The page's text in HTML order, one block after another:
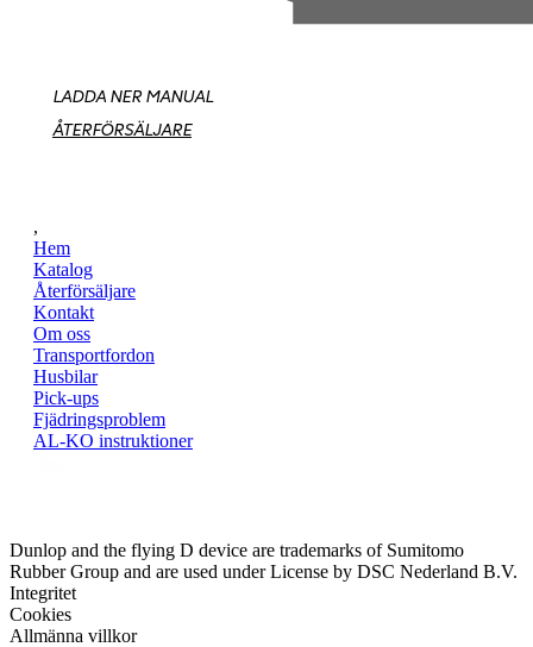
LADDA NER MANUAL
ÅTERFÖRSÄLJARE
,
Hem
Katalog
Återförsäljare
Kontakt
Om oss
Transportfordon
Husbilar
Pick-ups
Fjädringsproblem
AL-KO instruktioner
Dunlop and the flying D device are trademarks of Sumitomo
Rubber Group and are used under License by DSC Nederland B.V.
Integritet
Cookies
Allmänna villkor